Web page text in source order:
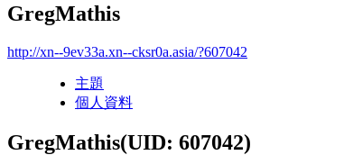
GregMathis
http://xn--9ev33a.xn--cksr0a.asia/?607042
主題
個人資料
GregMathis(UID: 607042)